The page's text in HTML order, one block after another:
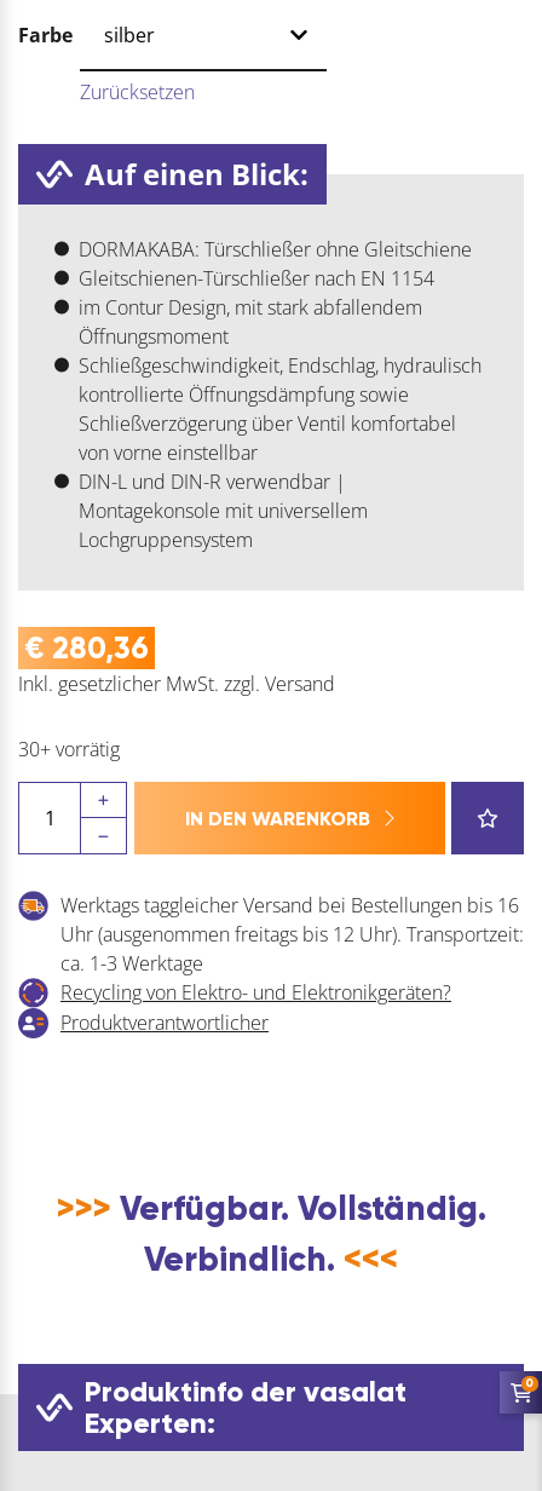
Farbe
Zurücksetzen
Auf einen Blick:
DORMAKABA: Türschließer ohne Gleitschiene
Gleitschienen-Türschließer nach EN 1154
im Contur Design, mit stark abfallendem
Öffnungsmoment
Schließgeschwindigkeit, Endschlag, hydraulisch
kontrollierte Öffnungsdämpfung sowie
Schließverzögerung über Ventil komfortabel
von vorne einstellbar
DIN-L und DIN-R verwendbar |
Montagekonsole mit universellem
Lochgruppensystem
€ 280,36
Inkl. gesetzlicher MwSt. zzgl. Versand
30+ vorrätig
DORMAKABA
Türschließer
TS
G,
5
Menge
IN DEN WARENKORB
Werktags taggleicher Versand bei Bestellungen bis 16
Uhr (ausgenommen freitags bis 12 Uhr). Transportzeit:
ca. 1-3 Werktage
Recycling von Elektro- und Elektronikgeräten?
Produktverantwortlicher
>>> Verfügbar. Vollständig.
Verbindlich. <<<
Produktinfo der vasalat
Experten:
0